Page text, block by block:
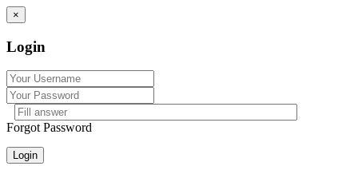
×
Login
Forgot Password
Login